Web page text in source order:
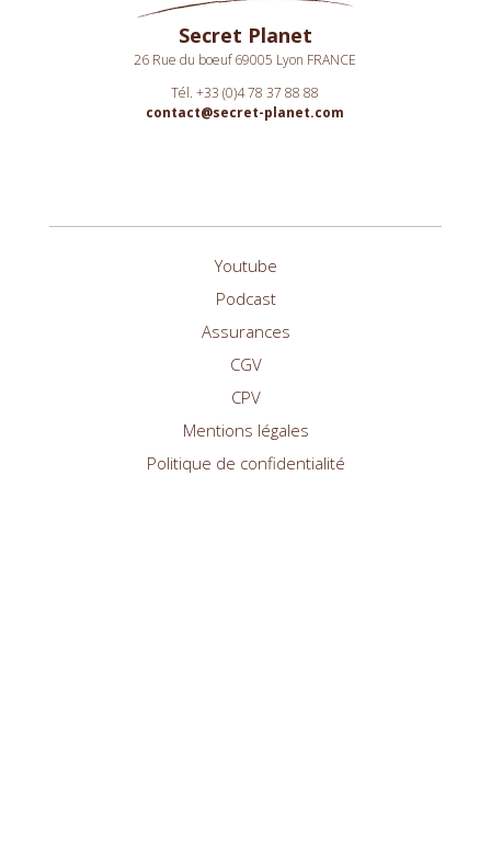
Secret Planet
26 Rue du boeuf 69005 Lyon FRANCE
Tél. +33 (0)4 78 37 88 88
contact@secret-planet.com
Youtube
Podcast
Assurances
CGV
CPV
Mentions légales
Politique de confidentialité